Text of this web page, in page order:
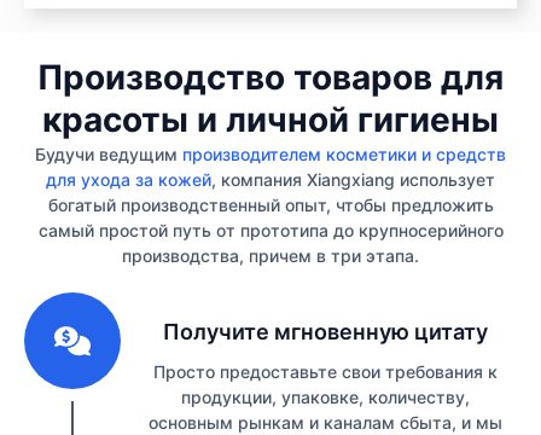
Производство товаров для
красоты и личной гигиены
Будучи ведущим производителем косметики и средств
для ухода за кожей, компания Xiangxiang использует
богатый производственный опыт, чтобы предложить
самый простой путь от прототипа до крупносерийного
производства, причем в три этапа.
Получите мгновенную цитату
Просто предоставьте свои требования к
продукции, упаковке, количеству,
основным рынкам и каналам сбыта, и мы